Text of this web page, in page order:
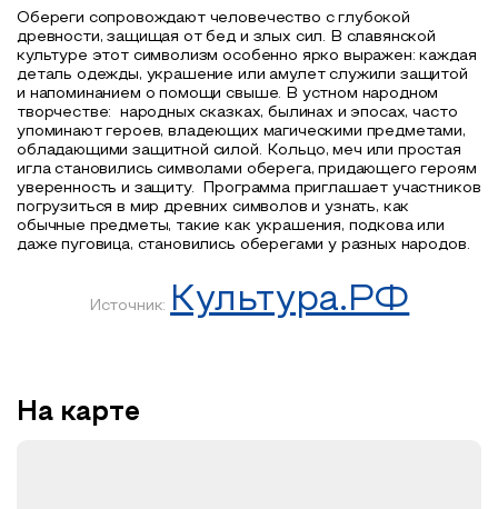
Обереги сопровождают человечество с глубокой
древности, защищая от бед и злых сил. В славянской
культуре этот символизм особенно ярко выражен: каждая
деталь одежды, украшение или амулет служили защитой
и напоминанием о помощи свыше. В устном народном
творчестве: народных сказках, былинах и эпосах, часто
упоминают героев, владеющих магическими предметами,
обладающими защитной силой. Кольцо, меч или простая
игла становились символами оберега, придающего героям
уверенность и защиту.
Программа приглашает участников
погрузиться в мир древних символов и узнать, как
обычные предметы, такие как украшения, подкова или
даже пуговица, становились оберегами у разных народов.
Источник: Культура.РФ
На карте